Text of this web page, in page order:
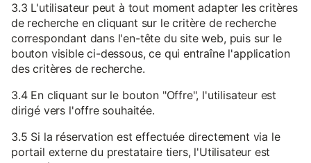
3.3 L'utilisateur peut à tout moment adapter les critères
de recherche en cliquant sur le critère de recherche
correspondant dans l'en-tête du site web, puis sur le
bouton visible ci-dessous, ce qui entraîne l'application
des critères de recherche.
3.4 En cliquant sur le bouton "Offre", l'utilisateur est
dirigé vers l'offre souhaitée.
3.5 Si la réservation est effectuée directement via le
portail externe du prestataire tiers, l'Utilisateur est